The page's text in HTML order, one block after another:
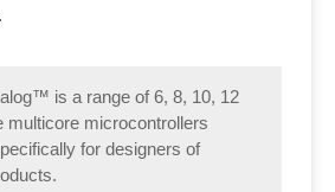
is a range of 6, 8, 10, 12
multicore microcontrollers
for designers of